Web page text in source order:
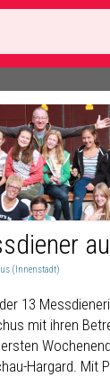
(Innenstadt)
13
mit ihren
Hargard. Mit